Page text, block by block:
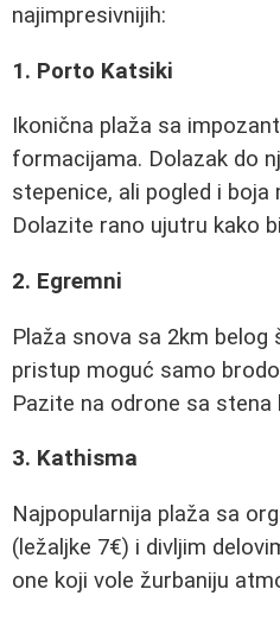
najimpresivnijih:
1. Porto Katsiki
Ikonična plaža sa
formacijama. Dolazak do
stepenice, ali pogled i
Dolazite rano ujutru kako
2. Egremni
Plaža snova sa 2km belog
pristup moguć samo
Pazite na odrone sa stena
3. Kathisma
Najpopularnija plaža sa
(ležaljke 7€) i divljim
one koji vole žurbaniju